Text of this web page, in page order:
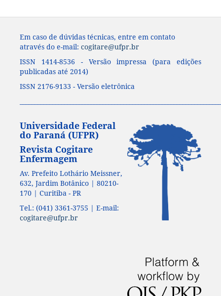
Em caso de dúvidas técnicas, entre em contato
através do e-mail: cogitare@ufpr.br
ISSN 1414-8536 - Versão impressa (para edições
publicadas até 2014)
ISSN 2176-9133 - Versão eletrônica
Universidade Federal
do Paraná (UFPR)
Revista Cogitare
Enfermagem
Av. Prefeito Lothário Meissner,
632, Jardim Botânico | 80210-
170 | Curitiba - PR
Tel.: (041) 3361-3755 | E-mail:
cogitare@ufpr.br